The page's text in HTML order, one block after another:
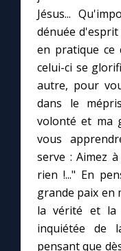
Jésus...
dénuée d'esprit
en pratique ce
celui-ci se
autre, pour
dans le
volonté et ma
vous
serve : Aimez
rien !..." En
grande paix en
la vérité et la
inquiétée de
pensant que